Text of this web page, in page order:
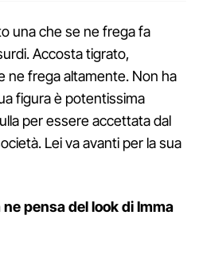
una che se ne frega fa
Accosta tigrato,
ne frega altamente. Non ha
figura è potentissima
per essere accettata dal
Lei va avanti per la sua
pensa del look di Imma